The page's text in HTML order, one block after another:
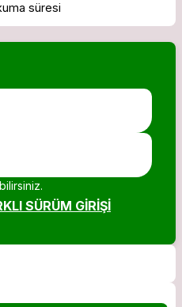
süresi
SÜRÜM GIRIŞI